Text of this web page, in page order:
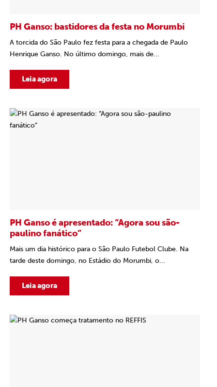
PH Ganso: bastidores da festa no Morumbi
A torcida do São Paulo fez festa para a chegada de Paulo
Henrique Ganso. No último domingo, mais de...
Leia agora
PH Ganso é apresentado: “Agora sou são-
paulino fanático”
Mais um dia histórico para o São Paulo Futebol Clube. Na
tarde deste domingo, no Estádio do Morumbi, o...
Leia agora